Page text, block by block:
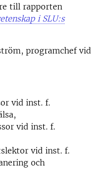
till rapporten
i SLU:s
programchef vid
vid inst. f.
vid inst. f.
vid inst. f.
och